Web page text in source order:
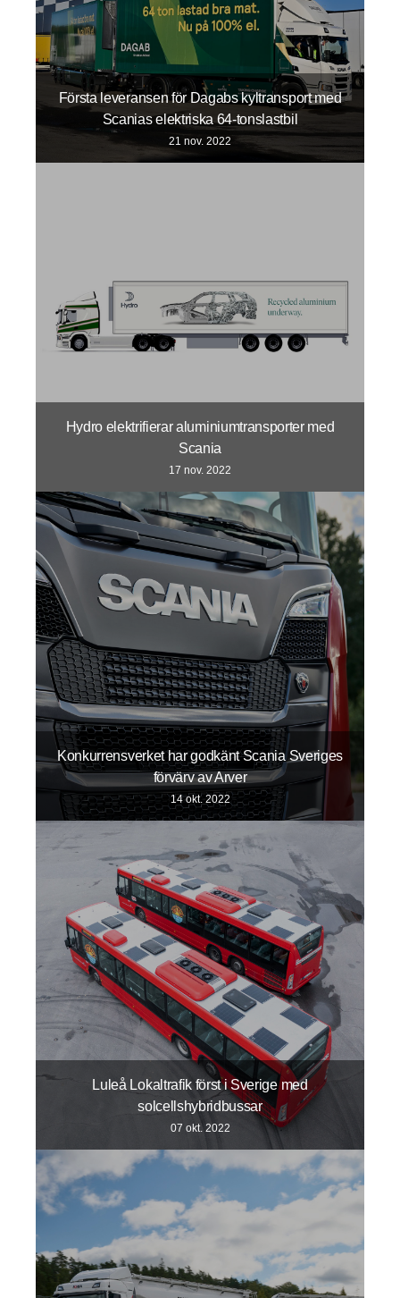
Första leveransen för Dagabs kyltransport med
Scanias elektriska 64-tonslastbil
21 nov. 2022
Hydro elektrifierar aluminiumtransporter med
Scania
17 nov. 2022
Konkurrensverket har godkänt Scania Sveriges
förvärv av Arver
14 okt. 2022
Luleå Lokaltrafik först i Sverige med
solcellshybridbussar
07 okt. 2022